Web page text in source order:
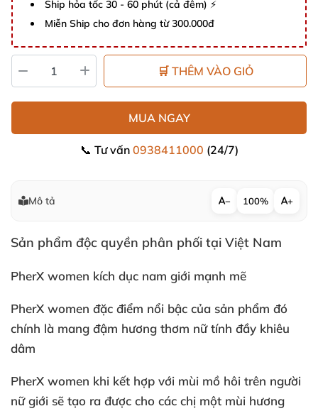
Ship hỏa tốc 30 - 60 phút (cả đêm) ⚡
Miễn Ship cho đơn hàng từ 300.000đ
🛒 THÊM VÀO GIỎ
MUA NGAY
📞 Tư vấn 0938411000 (24/7)
Mô tả − 100% +
Sản phẩm độc quyền phân phối tại Việt Nam
PherX women kích dục nam giới mạnh mẽ
PherX women đặc điểm nổi bậc của sản phẩm đó
chính là mang đậm hương thơm nữ tính đầy khiêu
dâm
PherX women khi kết hợp với mùi mồ hôi trên người
nữ giới sẽ tạo ra được cho các chị một mùi hương